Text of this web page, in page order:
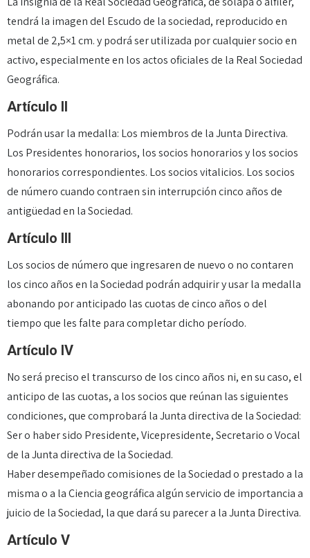
tendrá la imagen del Escudo de la sociedad, reproducido en
metal de 2,5×1 cm. y podrá ser utilizada por cualquier socio en
activo, especialmente en los actos oficiales de la Real Sociedad
Geográfica.
Artículo II
Podrán usar la medalla: Los miembros de la Junta Directiva.
Los Presidentes honorarios, los socios honorarios y los socios
honorarios correspondientes. Los socios vitalicios. Los socios
de número cuando contraen sin interrupción cinco años de
antigüedad en la Sociedad.
Artículo III
Los socios de número que ingresaren de nuevo o no contaren
los cinco años en la Sociedad podrán adquirir y usar la medalla
abonando por anticipado las cuotas de cinco años o del
tiempo que les falte para completar dicho período.
Artículo IV
No será preciso el transcurso de los cinco años ni, en su caso, el
anticipo de las cuotas, a los socios que reúnan las siguientes
condiciones, que comprobará la Junta directiva de la Sociedad:
Ser o haber sido Presidente, Vicepresidente, Secretario o Vocal
de la Junta directiva de la Sociedad.
Haber desempeñado comisiones de la Sociedad o prestado a la
misma o a la Ciencia geográfica algún servicio de importancia a
juicio de la Sociedad, la que dará su parecer a la Junta Directiva.
Artículo V